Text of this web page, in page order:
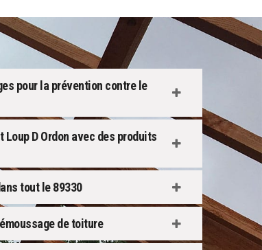
pour la prévention contre le
D Ordon avec des produits
tout le 89330
de toiture